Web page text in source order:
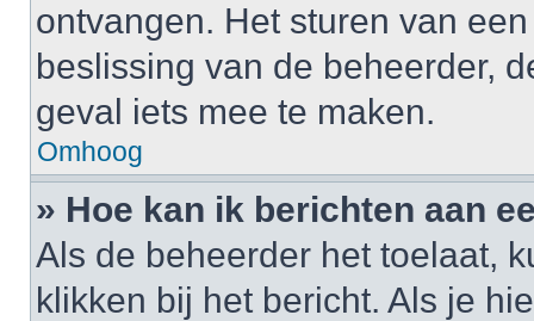
ontvangen. Het sturen van
beslissing van de beheerder,
geval iets mee te maken.
Omhoog
» Hoe kan ik berichten aan
Als de beheerder het toelaat,
klikken bij het bericht. Als je